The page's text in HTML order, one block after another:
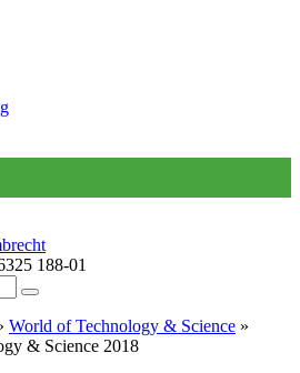
188-01
World of Technology & Science »
& Science 2018